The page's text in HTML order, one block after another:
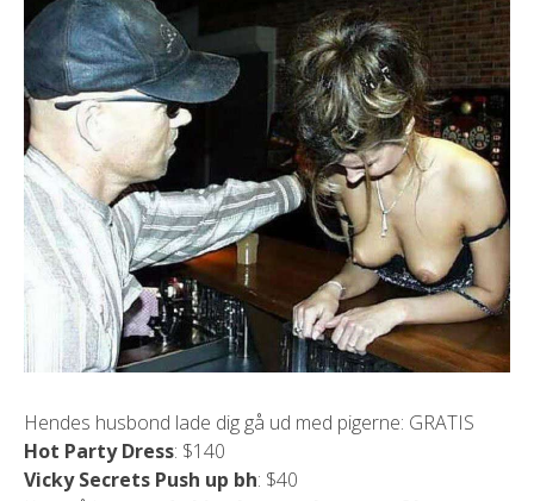
Hendes husbond lade dig gå ud med pigerne: GRATIS
Hot Party Dress: $140
Vicky Secrets Push up bh: $40